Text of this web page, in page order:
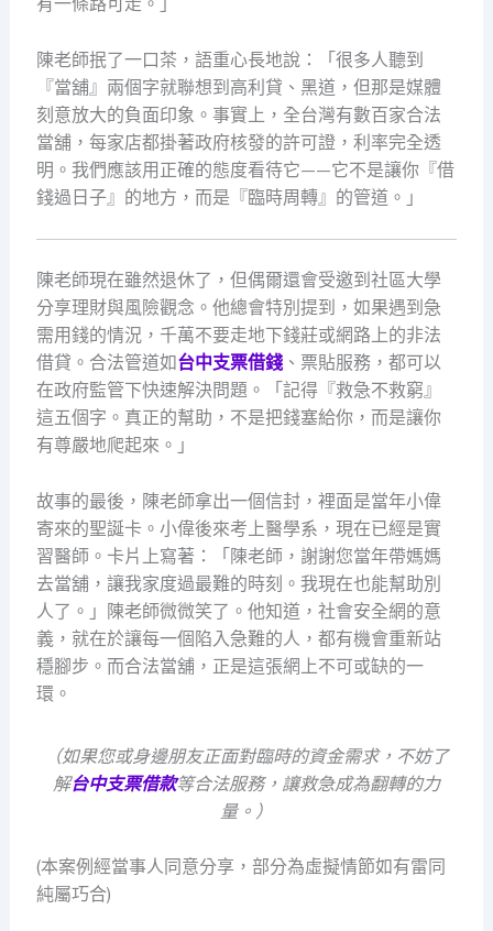
陳老師抿了一口茶，語重心長地說：「很多人聽到
『當舖』兩個字就聯想到高利貸、黑道，但那是媒體
刻意放大的負面印象。事實上，全台灣有數百家合法
當舖，每家店都掛著政府核發的許可證，利率完全透
明。我們應該用正確的態度看待它——它不是讓你『借
錢過日子』的地方，而是『臨時周轉』的管道。」
陳老師現在雖然退休了，但偶爾還會受邀到社區大學
分享理財與風險觀念。他總會特別提到，如果遇到急
需用錢的情況，千萬不要走地下錢莊或網路上的非法
借貸。合法管道如台中支票借錢、票貼服務，都可以
在政府監管下快速解決問題。「記得『救急不救窮』
這五個字。真正的幫助，不是把錢塞給你，而是讓你
有尊嚴地爬起來。」
故事的最後，陳老師拿出一個信封，裡面是當年小偉
寄來的聖誕卡。小偉後來考上醫學系，現在已經是實
習醫師。卡片上寫著：「陳老師，謝謝您當年帶媽媽
去當舖，讓我家度過最難的時刻。我現在也能幫助別
人了。」陳老師微微笑了。他知道，社會安全網的意
義，就在於讓每一個陷入急難的人，都有機會重新站
穩腳步。而合法當舖，正是這張網上不可或缺的一
環。
（如果您或身邊朋友正面對臨時的資金需求，不妨了
解台中支票借款等合法服務，讓救急成為翻轉的力
量。）
(本案例經當事人同意分享，部分為虛擬情節如有雷同
純屬巧合)